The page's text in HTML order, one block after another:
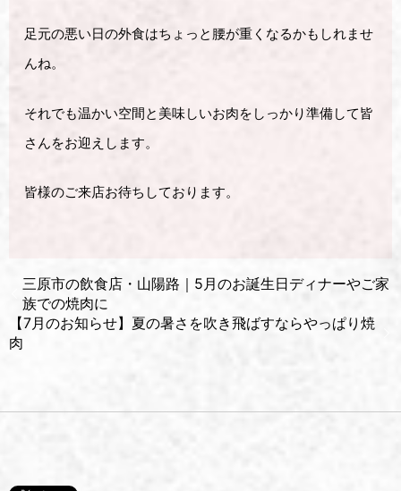
足元の悪い日の外食はちょっと腰が重くなるかもしれませ
んね。
それでも温かい空間と美味しいお肉をしっかり準備して皆
さんをお迎えします。
皆様のご来店お待ちしております。
三原市の飲食店・山陽路｜5月のお誕生日ディナーやご家
族での焼肉に
【7月のお知らせ】夏の暑さを吹き飛ばすならやっぱり焼
肉